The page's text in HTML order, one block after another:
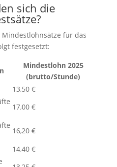
sich die
für das
festgesetzt:
Mindestlohn 2025
(brutto/Stunde)
13,50 €
17,00 €
16,20 €
14,40 €